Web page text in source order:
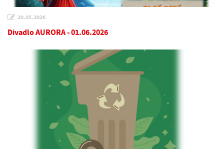
20.05.2026
Divadlo AURORA - 01.06.2026